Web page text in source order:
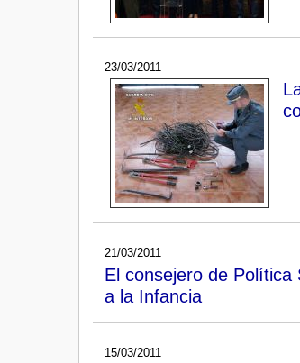
23/03/2011
21/03/2011
El consejero de Política
a la Infancia
15/03/2011